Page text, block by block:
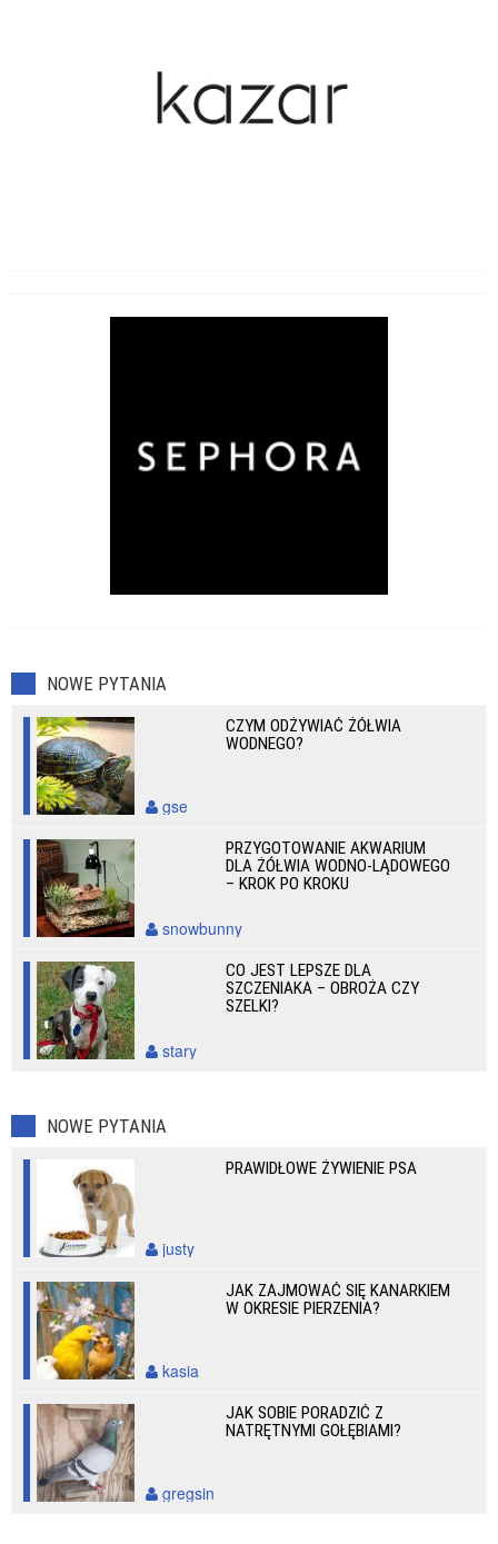
NOWE PYTANIA
CZYM ODŻYWIAĆ ŻÓŁWIA
WODNEGO?
gse
PRZYGOTOWANIE AKWARIUM
DLA ŻÓŁWIA WODNO-LĄDOWEGO
– KROK PO KROKU
snowbunny
CO JEST LEPSZE DLA
SZCZENIAKA – OBROŻA CZY
SZELKI?
stary
NOWE PYTANIA
PRAWIDŁOWE ŻYWIENIE PSA
justy
JAK ZAJMOWAĆ SIĘ KANARKIEM
W OKRESIE PIERZENIA?
kasia
JAK SOBIE PORADZIĆ Z
NATRĘTNYMI GOŁĘBIAMI?
gregsin